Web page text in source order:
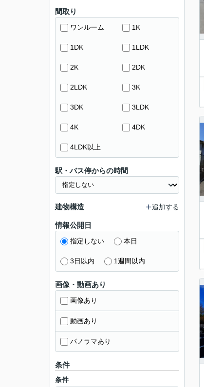
間取り
ワンルーム 1K
1DK 1LDK
2K 2DK
2LDK 3K
3DK 3LDK
4K 4DK
4LDK以上
駅・バス停からの時間
建物構造 追加する
情報公開日
指定しない 本日
3日以内 1週間以内
画像・動画あり
画像あり
動画あり
パノラマあり
条件
条件